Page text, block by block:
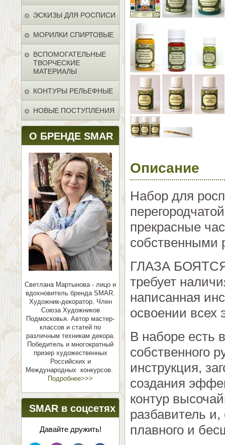
ЭСКИЗЫ ДЛЯ РОСПИСИ
МОРИЛКИ СПИРТОВЫЕ
ВСПОМОГАТЕЛЬНЫЕ
ТВОРЧЕСКИЕ
МАТЕРИАЛЫ
КОНТУРЫ РЕЛЬЕФНЫЕ
НОВЫЕ ПОСТУПЛЕНИЯ
О БРЕНДЕ SMAR
Светлана Мартынова - лицо и
вдохновитель бренда SMAR.
Художник-декоратор. Член
Союза Художников
Подмосковья. Автор мастер-
классов и статей по
различным техникам декора.
Победитель и многократный
призер художественных
Российских и
Международных конкурсов.
Подробнее>>>
SMAR в соцсетях
Давайте дружить!
Описание
Набор для
прекрасные
собственными
ГЛАЗА
требует
написанная
освоении всех
В наборе есть
собственного
инструкция,
создания
контур
разбавитель
плавного и